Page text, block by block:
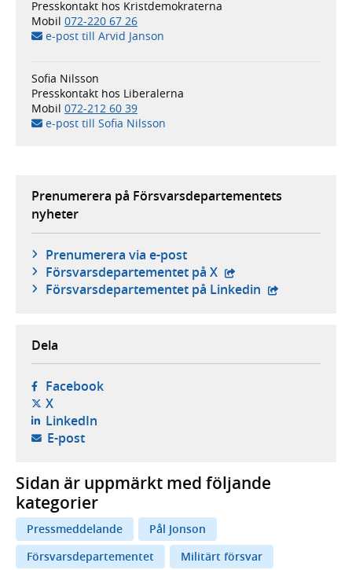
Presskontakt hos Kristdemokraterna
Mobil 072-220 67 26
e-post till Arvid Janson
Sofia Nilsson
Presskontakt hos Liberalerna
Mobil 072-212 60 39
e-post till Sofia Nilsson
Prenumerera på Försvarsdepartementets
nyheter
Prenumerera via e-post
Försvars­departementet på X - extern webbplats,
Försvars­departementet på Linkedin - extern
Dela
Facebook- öppnas i ny flik, extern webbplats,
X- öppnas i ny flik, extern webbplats,
LinkedIn- öppnas i ny flik, extern webbplats,
E-post- öppnar din e-postklient,
Sidan är uppmärkt med följande
kategorier
Pressmeddelande
Pål Jonson
Försvarsdepartementet
Militärt försvar